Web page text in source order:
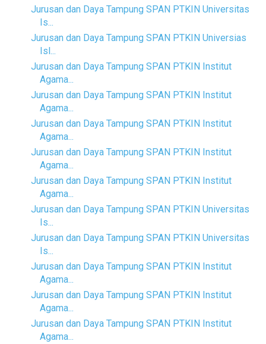
Jurusan dan Daya Tampung SPAN PTKIN Universitas
Is...
Jurusan dan Daya Tampung SPAN PTKIN Universias
Isl...
Jurusan dan Daya Tampung SPAN PTKIN Institut
Agama...
Jurusan dan Daya Tampung SPAN PTKIN Institut
Agama...
Jurusan dan Daya Tampung SPAN PTKIN Institut
Agama...
Jurusan dan Daya Tampung SPAN PTKIN Institut
Agama...
Jurusan dan Daya Tampung SPAN PTKIN Institut
Agama...
Jurusan dan Daya Tampung SPAN PTKIN Universitas
Is...
Jurusan dan Daya Tampung SPAN PTKIN Universitas
Is...
Jurusan dan Daya Tampung SPAN PTKIN Institut
Agama...
Jurusan dan Daya Tampung SPAN PTKIN Institut
Agama...
Jurusan dan Daya Tampung SPAN PTKIN Institut
Agama...